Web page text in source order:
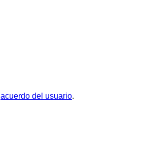
acuerdo del usuario.